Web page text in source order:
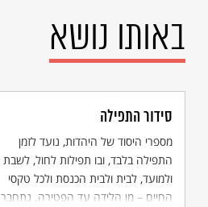
באותו נושא
סידור התפילה
מספרי היסוד של היהדות, נועד לזמן
התפילה בלבד, ובו תפילות לחול, לשבת
ולמועד, לבית ולבית הכנסת ולכל טקסי
החיים – מן הלידה עד הפטירה. נתחבר